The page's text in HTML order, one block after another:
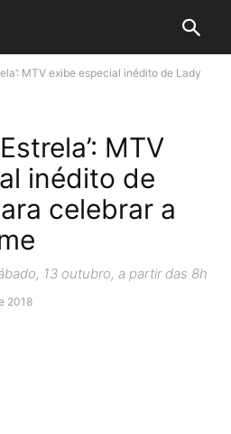
MTV exibe especial inédito de Lady
MTV
inédito de
celebrar a
13 outubro, a partir das 8h
2018